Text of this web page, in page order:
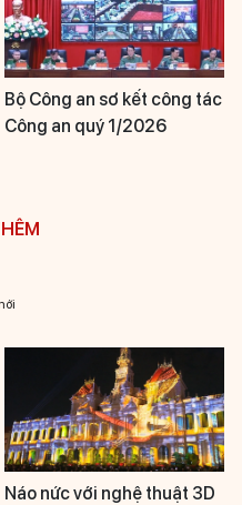
Bộ Công an sơ kết công tác
Công an quý 1/2026
Náo nức với nghệ thuật 3D